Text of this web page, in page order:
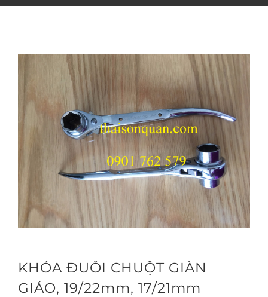
KHÓA ĐUÔI CHUỘT GIÀN
GIÁO, 19/22mm, 17/21mm